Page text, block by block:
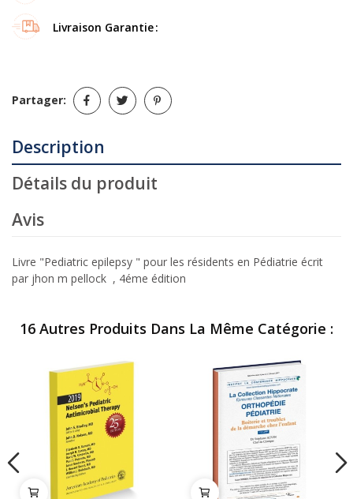
Livraison Garantie
Partager:
Description
Détails du produit
Avis
Livre "Pediatric epilepsy " pour les résidents en Pédiatrie écrit
par jhon m pellock , 4éme édition
16 Autres Produits Dans La Même Catégorie :